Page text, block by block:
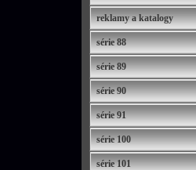
reklamy a katalogy
série 88
série 89
série 90
série 91
série 100
série 101